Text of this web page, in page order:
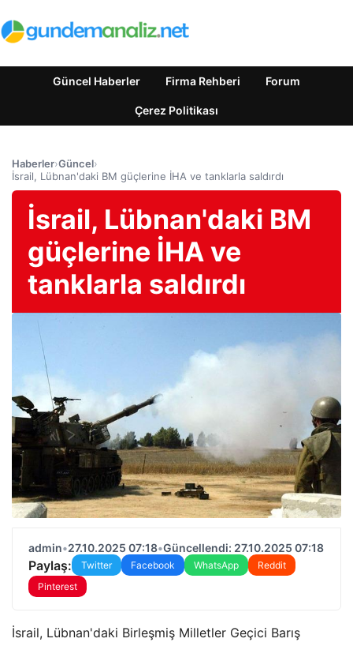
Güncel Haberler Firma Rehberi Forum
Çerez Politikası
Haberler›Güncel›
İsrail, Lübnan'daki BM güçlerine İHA ve tanklarla saldırdı
İsrail, Lübnan'daki BM
güçlerine İHA ve
tanklarla saldırdı
admin•27.10.2025 07:18•Güncellendi: 27.10.2025 07:18
Paylaş: Twitter Facebook WhatsApp
Reddit
Pinterest
İsrail, Lübnan'daki Birleşmiş Milletler Geçici Barış